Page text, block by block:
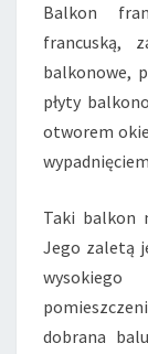
Balkon
francuską,
balkonowe,
płyty
otworem
Taki balkon
Jego zaletą
dobrana